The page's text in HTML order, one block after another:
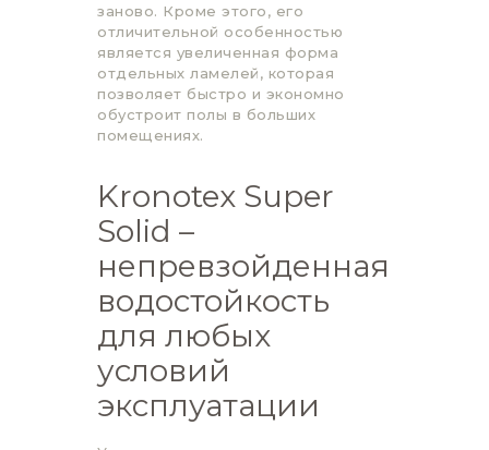
заново. Кроме этого, его
отличительной особенностью
является увеличенная форма
отдельных ламелей, которая
позволяет быстро и экономно
обустроит полы в больших
помещениях.
Kronotex Super
Solid –
непревзойденная
водостойкость
для любых
условий
эксплуатации